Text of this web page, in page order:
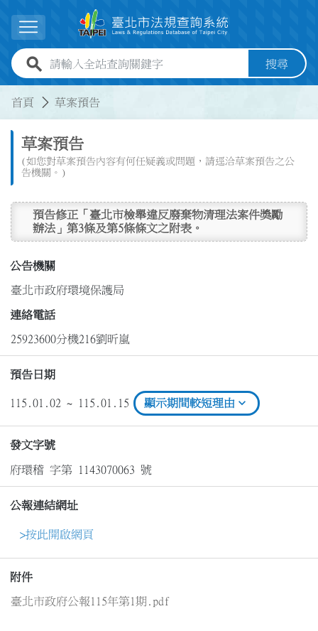
展開選單
全站查詢關鍵字欄位 搜尋
首頁 草案預告
草案預告
(如您對草案預告內容有何任疑義或問題，請逕洽草案預告之公
告機關。)
預告修正「臺北市檢舉違反廢棄物清理法案件獎勵
辦法」第3條及第5條條文之附表。
公告機關
臺北市政府環境保護局
連絡電話
25923600分機216劉昕嵐
預告日期
115.01.02 ~ 115.01.15 顯示期間較短理由 expand_more
發文字號
府環稽 字第 1143070063 號
公報連結網址
>按此開啟網頁
附件
臺北市政府公報115年第1期.pdf